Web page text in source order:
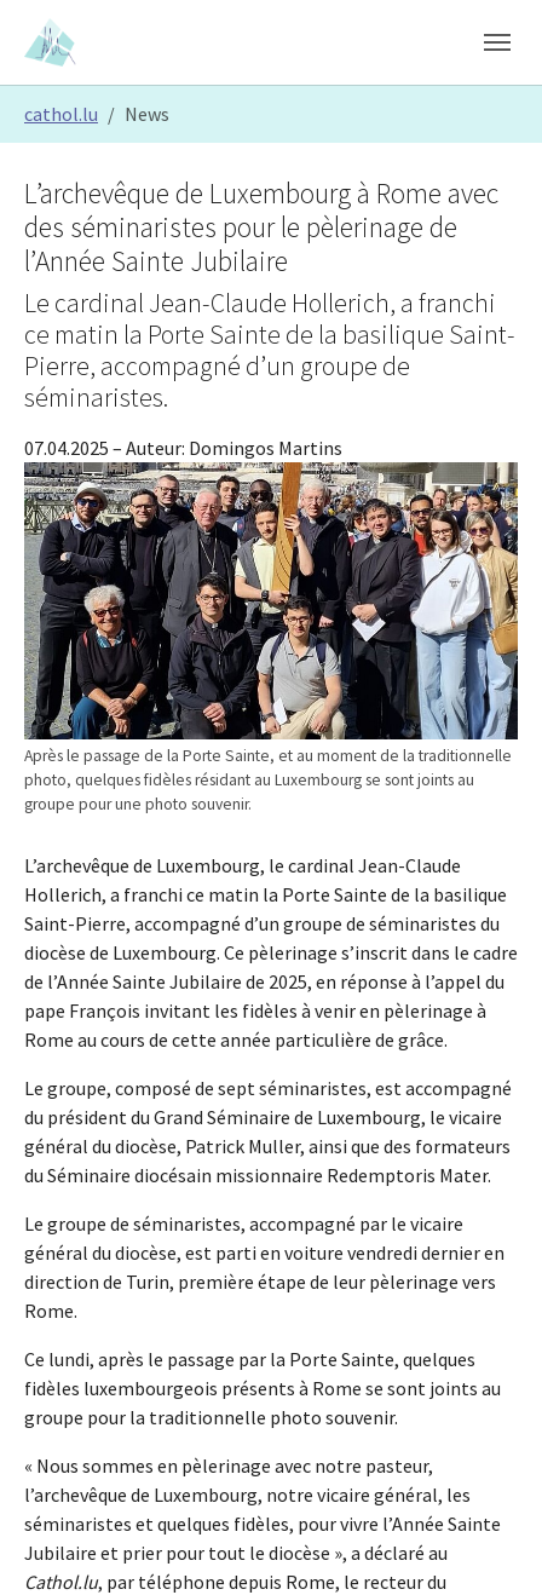
Skip to main content
Skip to page footer
cathol.lu News
Après le passage de la Porte Sainte, et au moment de la traditionnelle
photo, quelques fidèles résidant au Luxembourg se sont joints au
groupe pour une photo souvenir.
L’archevêque de Luxembourg à Rome avec
des séminaristes pour le pèlerinage de
l’Année Sainte Jubilaire
Le cardinal Jean-Claude Hollerich, a franchi
ce matin la Porte Sainte de la basilique Saint-
Pierre, accompagné d’un groupe de
séminaristes.
07.04.2025 – Auteur: Domingos Martins
L’archevêque de Luxembourg, le cardinal Jean-Claude
Hollerich, a franchi ce matin la Porte Sainte de la basilique
Saint-Pierre, accompagné d’un groupe de séminaristes du
diocèse de Luxembourg. Ce pèlerinage s’inscrit dans le cadre
de l’Année Sainte Jubilaire de 2025, en réponse à l’appel du
pape François invitant les fidèles à venir en pèlerinage à
Rome au cours de cette année particulière de grâce.
Le groupe, composé de sept séminaristes, est accompagné
du président du Grand Séminaire de Luxembourg, le vicaire
général du diocèse, Patrick Muller, ainsi que des formateurs
du Séminaire diocésain missionnaire Redemptoris Mater.
Le groupe de séminaristes, accompagné par le vicaire
général du diocèse, est parti en voiture vendredi dernier en
direction de Turin, première étape de leur pèlerinage vers
Rome.
Ce lundi, après le passage par la Porte Sainte, quelques
fidèles luxembourgeois présents à Rome se sont joints au
groupe pour la traditionnelle photo souvenir.
« Nous sommes en pèlerinage avec notre pasteur,
l’archevêque de Luxembourg, notre vicaire général, les
séminaristes et quelques fidèles, pour vivre l’Année Sainte
Jubilaire et prier pour tout le diocèse », a déclaré au
Cathol.lu, par téléphone depuis Rome, le recteur du